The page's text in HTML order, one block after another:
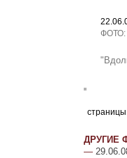
ФОТО:
ДРУГИЕ
—